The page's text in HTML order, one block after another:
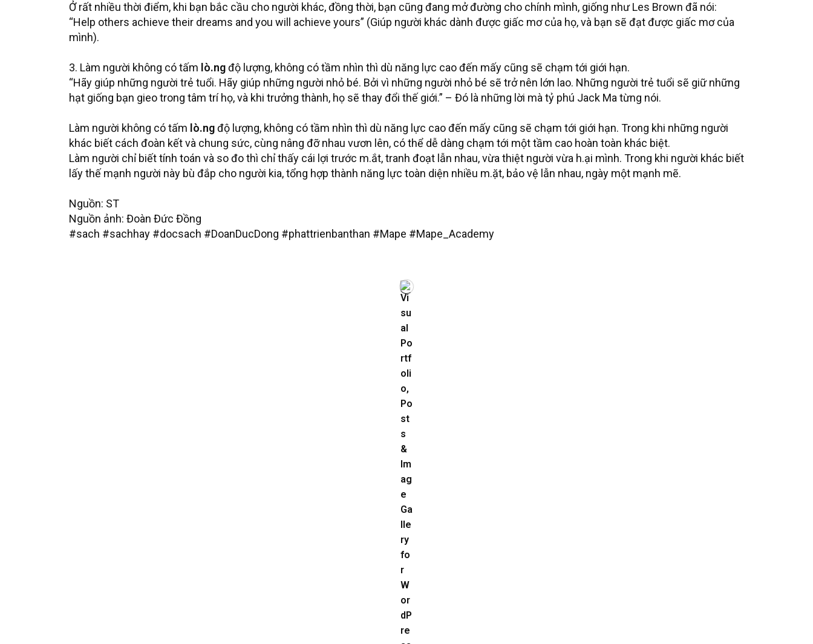
Ở rất nhiều thời điểm, khi bạn bắc cầu cho người khác, đồng thời, bạn cũng đang mở đường cho chính mình, giống như Les Brown đã nói:
“Help others achieve their dreams and you will achieve yours” (Giúp người khác dành được giấc mơ của họ, và bạn sẽ đạt được giấc mơ của
mình).
3. Làm người không có tấm lò.ngđộ lượng, không có tầm nhìn thì dù năng lực cao đến mấy cũng sẽ chạm tới giới hạn.
“Hãy giúp những người trẻ tuổi. Hãy giúp những người nhỏ bé. Bởi vì những người nhỏ bé sẽ trở nên lớn lao. Những người trẻ tuổi sẽ giữ những
hạt giống bạn gieo trong tâm trí họ, và khi trưởng thành, họ sẽ thay đổi thế giới.” – Đó là những lời mà tỷ phú Jack Ma từng nói.
Làm người không có tấm lò.ngđộ lượng, không có tầm nhìn thì dù năng lực cao đến mấy cũng sẽ chạm tới giới hạn. Trong khi những người
khác biết cách đoàn kết và chung sức, cùng nâng đỡ nhau vươn lên, có thể dễ dàng chạm tới một tầm cao hoàn toàn khác biệt.
Làm người chỉ biết tính toán và so đo thì chỉ thấy cái lợi trước m.ắt, tranh đoạt lẫn nhau, vừa thiệt người vừa h.ại mình. Trong khi người khác biết
lấy thế mạnh người này bù đắp cho người kia, tổng hợp thành năng lực toàn diện nhiều m.ặt, bảo vệ lẫn nhau, ngày một mạnh mẽ.
Nguồn: ST
Nguồn ảnh: Đoàn Đức Đồng
#sach #sachhay #docsach #DoanDucDong #phattrienbanthan #Mape #Mape_Academy